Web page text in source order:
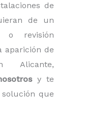
de
de un
o revisión
aparición de
Alicante,
y te
que